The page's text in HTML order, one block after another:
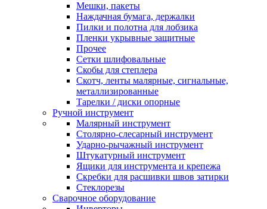
Мешки, пакеты
Наждачная бумага, держалки
Пилки и полотна для лобзика
Пленки укрывные защитные
Прочее
Сетки шлифовальные
Скобы для степлера
Скотч, ленты малярные, сигнальные,
металлизированные
Тарелки / диски опорные
Ручной инструмент
Малярный инструмент
Столярно-слесарный инструмент
Ударно-рычажный инструмент
Штукатурный инструмент
Ящики для инструмента и крепежа
Скребки для расшивки швов затирки
Стеклорезы
Сварочное оборудование